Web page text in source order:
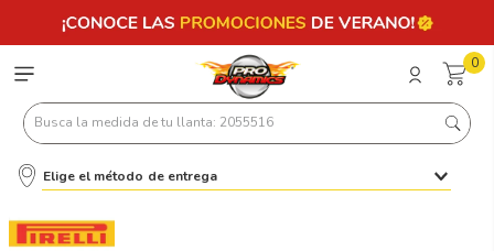
0
Busca la medida de tu llanta: 2055516
Elige el método de entrega
Términos más buscados